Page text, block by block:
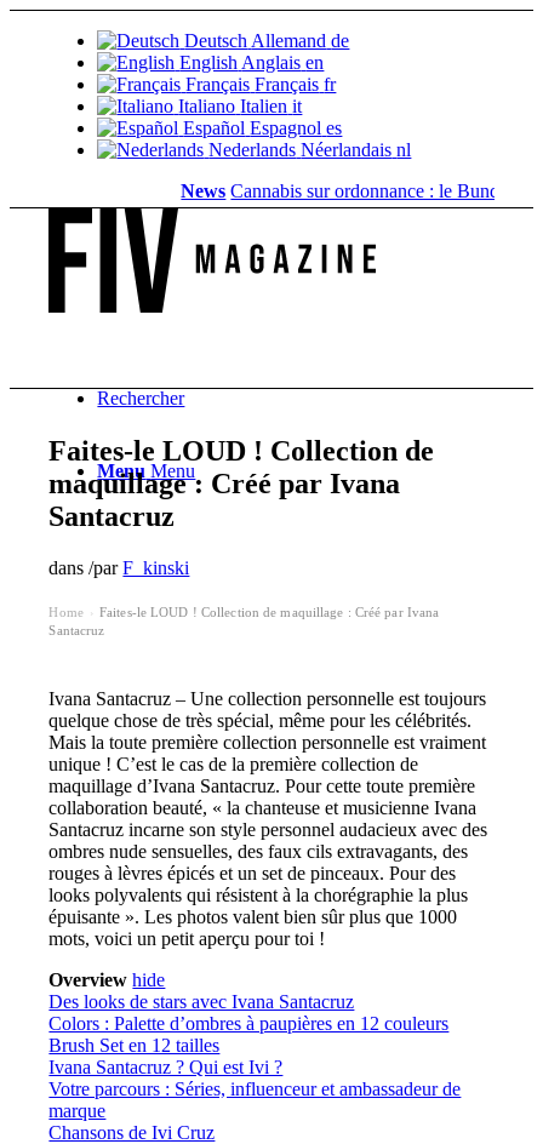
Deutsch Allemand de
English Anglais en
Français Français fr
Italiano Italien it
Español Espagnol es
Nederlands Néerlandais nl
News Cannabis sur ordonnance : le Bundestag
Rechercher
Menu Menu
Faites-le LOUD ! Collection de
maquillage : Créé par Ivana
Santacruz
dans/parF_kinski
Home
Faites-le LOUD ! Collection de maquillage : Créé par Ivana
Santacruz
Ivana Santacruz – Une collection personnelle est toujours
quelque chose de très spécial, même pour les célébrités.
Mais la toute première collection personnelle est vraiment
unique ! C’est le cas de la première collection de
maquillage d’Ivana Santacruz. Pour cette toute première
collaboration beauté, « la chanteuse et musicienne Ivana
Santacruz incarne son style personnel audacieux avec des
ombres nude sensuelles, des faux cils extravagants, des
rouges à lèvres épicés et un set de pinceaux. Pour des
looks polyvalents qui résistent à la chorégraphie la plus
épuisante ». Les photos valent bien sûr plus que 1000
mots, voici un petit aperçu pour toi !
Overview hide
Des looks de stars avec Ivana Santacruz
Colors : Palette d’ombres à paupières en 12 couleurs
Brush Set en 12 tailles
Ivana Santacruz ? Qui est Ivi ?
Votre parcours : Séries, influenceur et ambassadeur de
marque
Chansons de Ivi Cruz